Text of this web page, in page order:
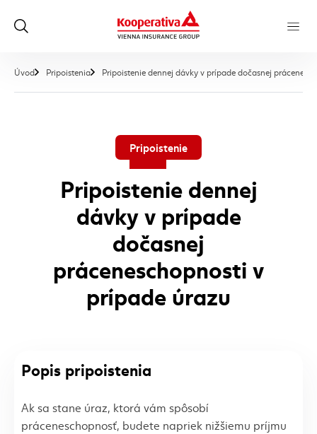
Úvod Pripoistenia Pripoistenie dennej dávky v prípade dočasnej
Pripoistenie
Pripoistenie dennej
dávky v prípade
dočasnej
práceneschopnosti v
prípade úrazu
Popis pripoistenia
Ak sa stane úraz, ktorá vám spôsobí
práceneschopnosť, budete napriek nižšiemu príjmu